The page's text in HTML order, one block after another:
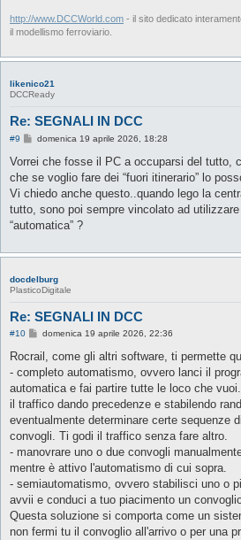
http://www.DCCWorld.com - il sito dedicato
il modellismo ferroviario.
likenico21
DCCReady
Re: SEGNALI IN DCC
#9
M
s
a
g
i
o
domenica 19 aprile 2026, 18:28
Vorrei che fosse il PC a occuparsi del tutto,
che se voglio fare dei “fuori itinerario” lo
Vi chiedo anche questo..quando lego la
tutto, sono poi sempre vincolato ad
“automatica” ?
docdelburg
PlasticoDigitale
Re: SEGNALI IN DCC
#10
M
s
a
g
i
o
domenica 19 aprile 2026, 22:36
Rocrail, come gli altri software, ti permette
- completo automatismo, ovvero lanci il
automatica e fai partire tutte le loco che
il traffico dando precedenze e stabilendo
eventualmente determinare certe sequenze
convogli. Ti godi il traffico senza fare altro.
- manovrare uno o due convogli
mentre è attivo l'automatismo di cui sopra.
- semiautomatismo, ovvero stabilisci uno o
avvii e conduci a tuo piacimento un
Questa soluzione si comporta come un
non fermi tu il convoglio all'arrivo o per una